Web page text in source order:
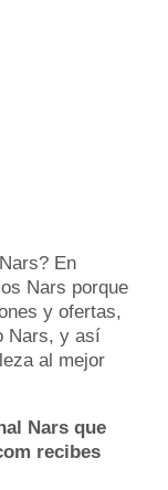
En
Nars porque
y ofertas,
Nars, y así
al mejor
Nars que
recibes